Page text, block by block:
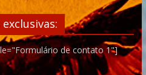
de contato 1"]